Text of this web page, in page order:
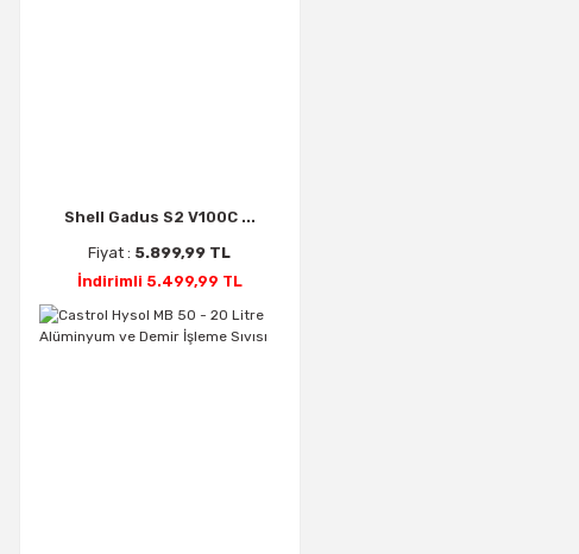
Shell Gadus S2 V100C ...
Fiyat : 5.899,99 TL
İndirimli 5.499,99 TL